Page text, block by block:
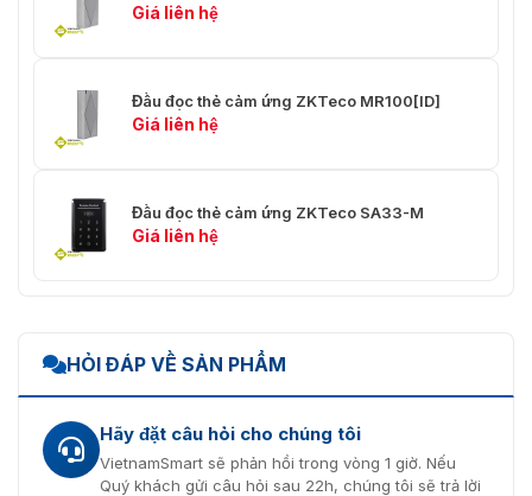
Giá liên hệ
Đầu đọc thẻ cảm ứng ZKTeco MR100[ID]
Giá liên hệ
Đầu đọc thẻ cảm ứng ZKTeco SA33-M
Giá liên hệ
HỎI ĐÁP VỀ SẢN PHẨM
Hãy đặt câu hỏi cho chúng tôi
VietnamSmart sẽ phản hồi trong vòng 1 giờ. Nếu
Quý khách gửi câu hỏi sau 22h, chúng tôi sẽ trả lời